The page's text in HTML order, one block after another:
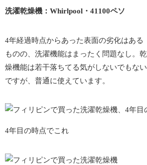
洗濯乾燥機：Whirlpool・41100ペソ
4年経過時点からあった表面の劣化はある
ものの、洗濯機能はまったく問題なし。乾
燥機能は若干落ちてる気がしないでもない
ですが、普通に使えています。
4年目の時点でこれ